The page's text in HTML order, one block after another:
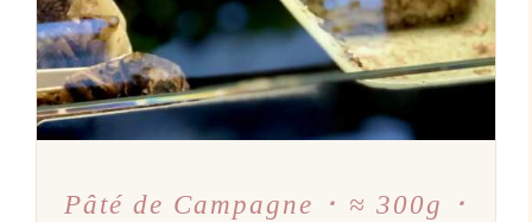
Pâté de Campagne ･ ≈ 300g ･